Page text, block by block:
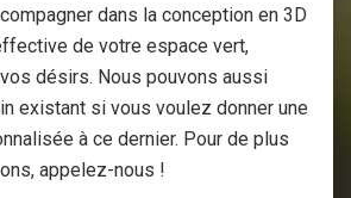
dans la conception en 3D
de votre espace vert,
désirs. Nous pouvons aussi
existant si vous voulez donner une
à ce dernier. Pour de plus
appelez-nous !